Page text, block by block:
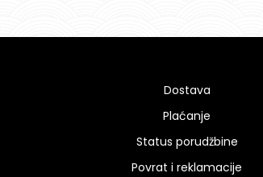
Dostava
Plaćanje
Status porudžbine
Povrat i reklamacije